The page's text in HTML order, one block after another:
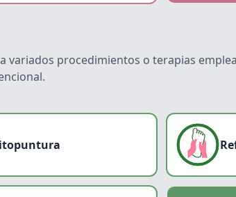
variados procedimientos o terapias